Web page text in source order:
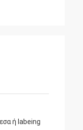
ή labeing